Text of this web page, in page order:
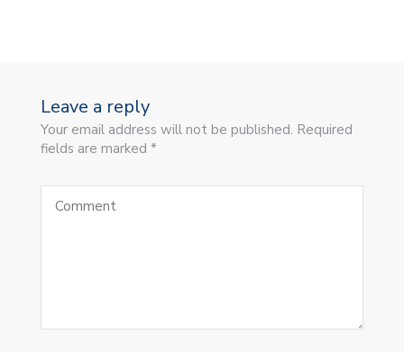
Leave a reply
Your email address will not be published. Required
fields are marked *